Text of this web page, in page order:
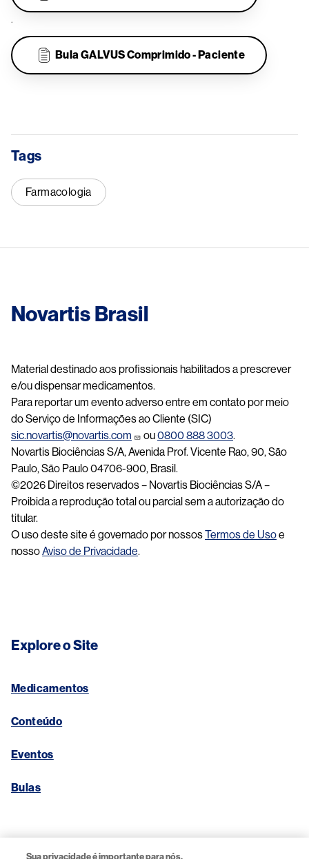
.
Bula GALVUS Comprimido - Paciente
Tags
Farmacologia
Novartis Brasil
Material destinado aos profissionais habilitados a prescrever
e/ou dispensar medicamentos.
Para reportar um evento adverso entre em contato por meio
do Serviço de Informações ao Cliente (SIC)
sic.novartis@novartis.com
ou0800 888 3003.
Novartis Biociências S/A, Avenida Prof. Vicente Rao, 90, São
Paulo, São Paulo 04706-900, Brasil.
©2026 Direitos reservados – Novartis Biociências S/A –
Proibida a reprodução total ou parcial sem a autorização do
titular.
O uso deste site é governado por nossosTermos de Usoe
nossoAviso de Privacidade.
Explore o Site
Medicamentos
Conteúdo
Eventos
Bulas
Sua privacidade é importante para nós.